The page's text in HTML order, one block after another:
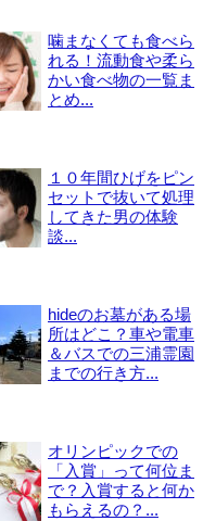
噛まなくても食べら
れる！流動食や柔ら
かい食べ物の一覧ま
とめ...
１０年間ひげをピン
セットで抜いて処理
してきた男の体験
談...
hideのお墓がある場
所はどこ？車や電車
＆バスでの三浦霊園
までの行き方...
オリンピックでの
「入賞」って何位ま
で？入賞すると何か
もらえるの？...